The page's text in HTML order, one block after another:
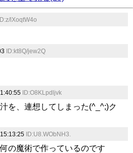
ID:z/lXoqtW4o
ID:kt8Q/jew2Q
ID:O8KLpdljvk
を、連想してしまった(^_^;)ク
ID:U8.WObNH3.
の魔術で作っているのです